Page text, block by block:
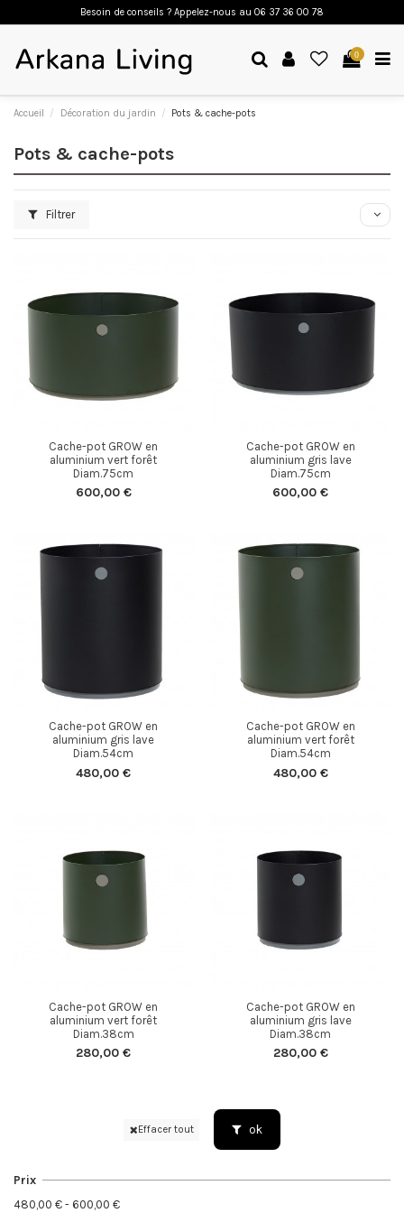
Besoin de conseils ? Appelez-nous au 06 37 36 00 78
0
Accueil Décoration du jardin Pots & cache-pots
Pots & cache-pots
Filtrer
Cache-pot GROW en
aluminium vert forêt
Diam.75cm
600,00 €
Cache-pot GROW en
aluminium gris lave
Diam.75cm
600,00 €
Cache-pot GROW en
aluminium gris lave
Diam.54cm
480,00 €
Cache-pot GROW en
aluminium vert forêt
Diam.54cm
480,00 €
Cache-pot GROW en
aluminium vert forêt
Diam.38cm
280,00 €
Cache-pot GROW en
aluminium gris lave
Diam.38cm
280,00 €
Effacer tout ok
Prix
480,00 € - 600,00 €